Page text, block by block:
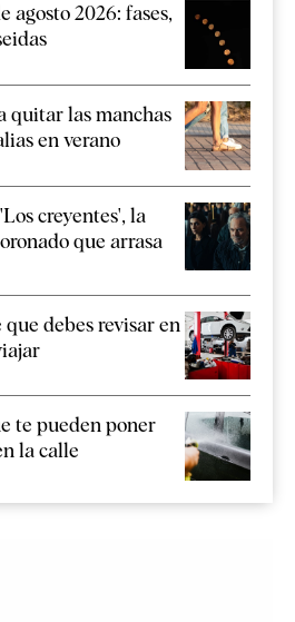
agosto 2026: fases,
quitar las manchas
en verano
creyentes', la
que arrasa
que debes revisar en
te pueden poner
la calle